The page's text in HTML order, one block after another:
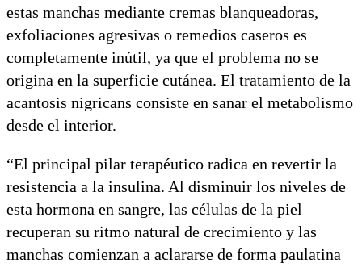
estas manchas mediante cremas blanqueadoras,
exfoliaciones agresivas o remedios caseros es
completamente inútil, ya que el problema no se
origina en la superficie cutánea. El tratamiento de la
acantosis nigricans consiste en sanar el metabolismo
desde el interior.
“El principal pilar terapéutico radica en revertir la
resistencia a la insulina. Al disminuir los niveles de
esta hormona en sangre, las células de la piel
recuperan su ritmo natural de crecimiento y las
manchas comienzan a aclararse de forma paulatina